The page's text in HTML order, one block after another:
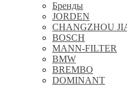
Бренды
JORDEN
CHANGZHOU
BOSCH
MANN-FILTER
BMW
BREMBO
DOMINANT